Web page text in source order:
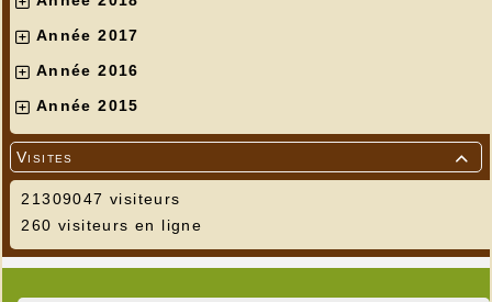
Année 2017
Année 2016
Année 2015

Visites
21309047 visiteurs
260 visiteurs en ligne